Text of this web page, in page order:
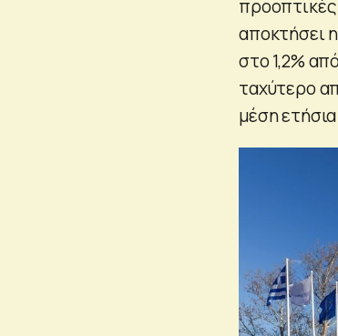
αποκτήσει
στο 1,2%
ταχύτερο
μέση